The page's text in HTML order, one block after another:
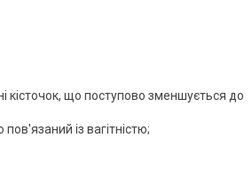
кісточок, що поступово зменшується до
із вагітністю;